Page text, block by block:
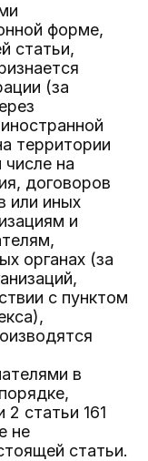
форме,
статьи,
(за
территории
на
договоров
или иных
и
органах (за
с пунктом
в
статьи 161
не
статьи.